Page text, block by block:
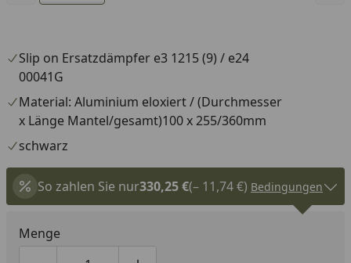
Slip on Ersatzdämpfer e3 1215 (9) / e24
00041G
Material: Aluminium eloxiert / (Durchmesser
x Länge Mantel/gesamt)100 x 255/360mm
schwarz
So zahlen Sie nur330,25 €(– 11,74 €) Bedingungen
Menge